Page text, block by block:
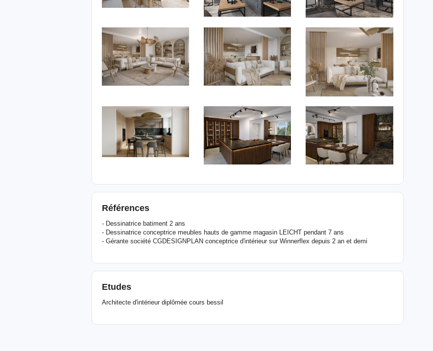
Références
- Dessinatrice batiment 2 ans
- Dessinatrice conceptrice meubles hauts de gamme magasin LEICHT pendant 7 ans
- Gérante société CGDESIGNPLAN conceptrice d'intérieur sur Winnerflex depuis 2 an et demi
Etudes
Architecte d'intérieur diplômée cours bessil